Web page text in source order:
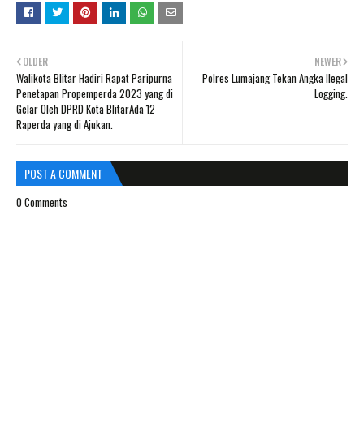
NEWER
Polres Lumajang Tekan Angka Ilegal
Logging.
OLDER
Walikota Blitar Hadiri Rapat Paripurna
Penetapan Propemperda 2023 yang di
Gelar Oleh DPRD Kota BlitarAda 12
Raperda yang di Ajukan.
POST A COMMENT
0 Comments